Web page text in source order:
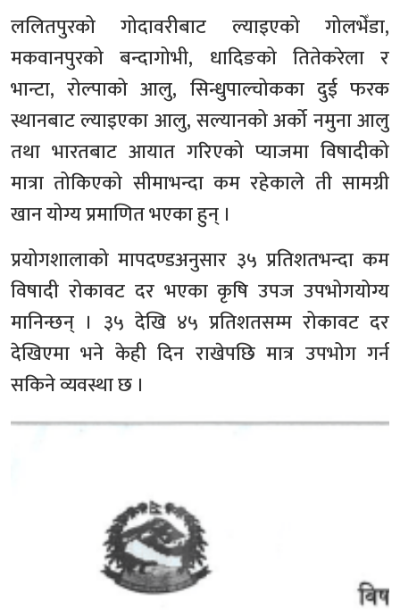
ललितपुरको गोदावरीबाट ल्याइएको गोलभेँडा,
मकवानपुरको बन्दागोभी, धादिङको तितेकरेला र
भान्टा, रोल्पाको आलु, सिन्धुपाल्चोकका दुई फरक
स्थानबाट ल्याइएका आलु, सल्यानको अर्को नमुना आलु
तथा भारतबाट आयात गरिएको प्याजमा विषादीको
मात्रा तोकिएको सीमाभन्दा कम रहेकाले ती सामग्री
खान योग्य प्रमाणित भएका हुन् ।
प्रयोगशालाको मापदण्डअनुसार ३५ प्रतिशतभन्दा कम
विषादी रोकावट दर भएका कृषि उपज उपभोगयोग्य
मानिन्छन् । ३५ देखि ४५ प्रतिशतसम्म रोकावट दर
देखिएमा भने केही दिन राखेपछि मात्र उपभोग गर्न
सकिने व्यवस्था छ ।